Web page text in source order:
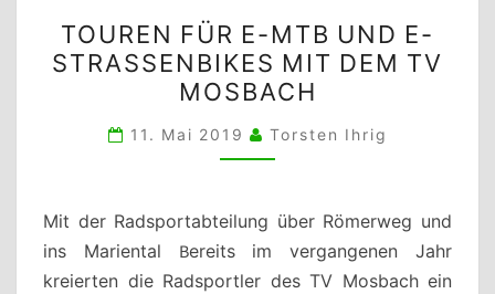
FÜR
E-
MTB
UND
E-
IT D
EM T
V M
TOUREN FÜR E-MTB UND E-
STRASSENBIKES MIT DEM TV M
OSBACH
11. Mai 2019 Torsten Ihrig
Mit der Radsportabteilung über Römerweg und
ins Mariental Bereits im vergangenen Jahr
kreierten die Radsportler des TV Mosbach ein